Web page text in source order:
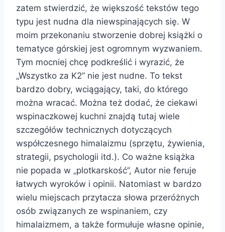
zatem stwierdzić, że większość tekstów tego
typu jest nudna dla niewspinających się. W
moim przekonaniu stworzenie dobrej książki o
tematyce górskiej jest ogromnym wyzwaniem.
Tym mocniej chcę podkreślić i wyrazić, że
„Wszystko za K2” nie jest nudne. To tekst
bardzo dobry, wciągający, taki, do którego
można wracać. Można też dodać, że ciekawi
wspinaczkowej kuchni znajdą tutaj wiele
szczegółów technicznych dotyczących
współczesnego himalaizmu (sprzętu, żywienia,
strategii, psychologii itd.). Co ważne książka
nie popada w „plotkarskość”, Autor nie feruje
łatwych wyroków i opinii. Natomiast w bardzo
wielu miejscach przytacza słowa przeróżnych
osób związanych ze wspinaniem, czy
himalaizmem, a także formułuje własne opinie,